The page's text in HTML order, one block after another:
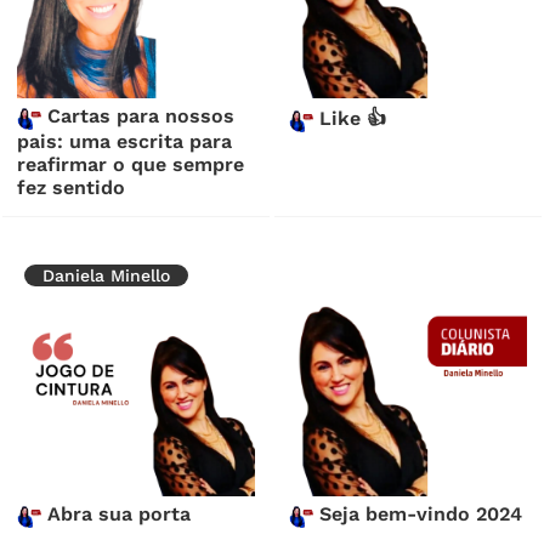
Cartas para nossos
pais: uma escrita para
reafirmar o que sempre
fez sentido
Like 👍
Daniela Minello
Abra sua porta Seja bem-vindo 2024